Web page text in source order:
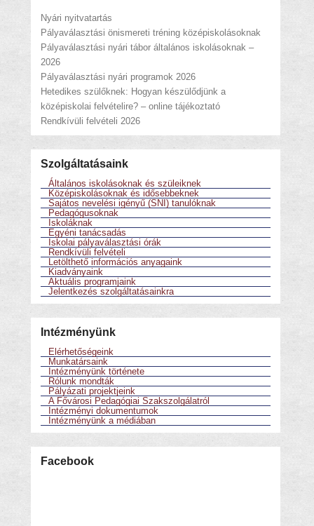
Nyári nyitvatartás
Pályaválasztási önismereti tréning középiskolásoknak
Pályaválasztási nyári tábor általános iskolásoknak –
2026
Pályaválasztási nyári programok 2026
Hetedikes szülőknek: Hogyan készülődjünk a
középiskolai felvételire? – online tájékoztató
Rendkívüli felvételi 2026
Szolgáltatásaink
Általános iskolásoknak és szüleiknek
Középiskolásoknak és idősebbeknek
Sajátos nevelési igényű (SNI) tanulóknak
Pedagógusoknak
Iskoláknak
Egyéni tanácsadás
Iskolai pályaválasztási órák
Rendkívüli felvételi
Letölthető információs anyagaink
Kiadványaink
Aktuális programjaink
Jelentkezés szolgáltatásainkra
Intézményünk
Elérhetőségeink
Munkatársaink
Intézményünk története
Rólunk mondták
Pályázati projektjeink
A Fővárosi Pedagógiai Szakszolgálatról
Intézményi dokumentumok
Intézményünk a médiában
Facebook